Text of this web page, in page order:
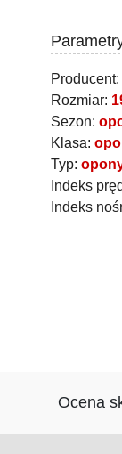
Producent:
Rozmiar:
Sezon:
Klasa:
Typ:
Indeks
Indeks
Ocena